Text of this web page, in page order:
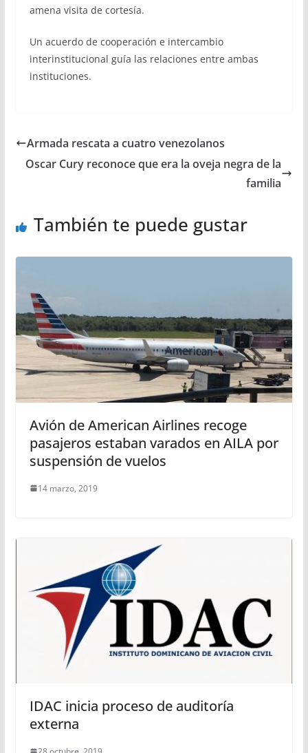
amena visita de cortesía.
Un acuerdo de cooperación e intercambio
interinstitucional guía las relaciones entre ambas
instituciones.
Armada rescata a cuatro venezolanos
Oscar Cury reconoce que era la oveja negra de la
familia
También te puede gustar
Avión de American Airlines recoge
pasajeros estaban varados en AILA por
suspensión de vuelos
14 marzo, 2019
IDAC inicia proceso de auditoría
externa